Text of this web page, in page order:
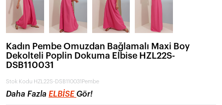
Kadın Pembe Omuzdan Bağlamalı Maxi Boy
Dekolteli Poplin Dokuma Elbise HZL22S-
DSB110031
Stok Kodu HZL22S-DSB110031Pembe
Daha Fazla ELBISE Gör!